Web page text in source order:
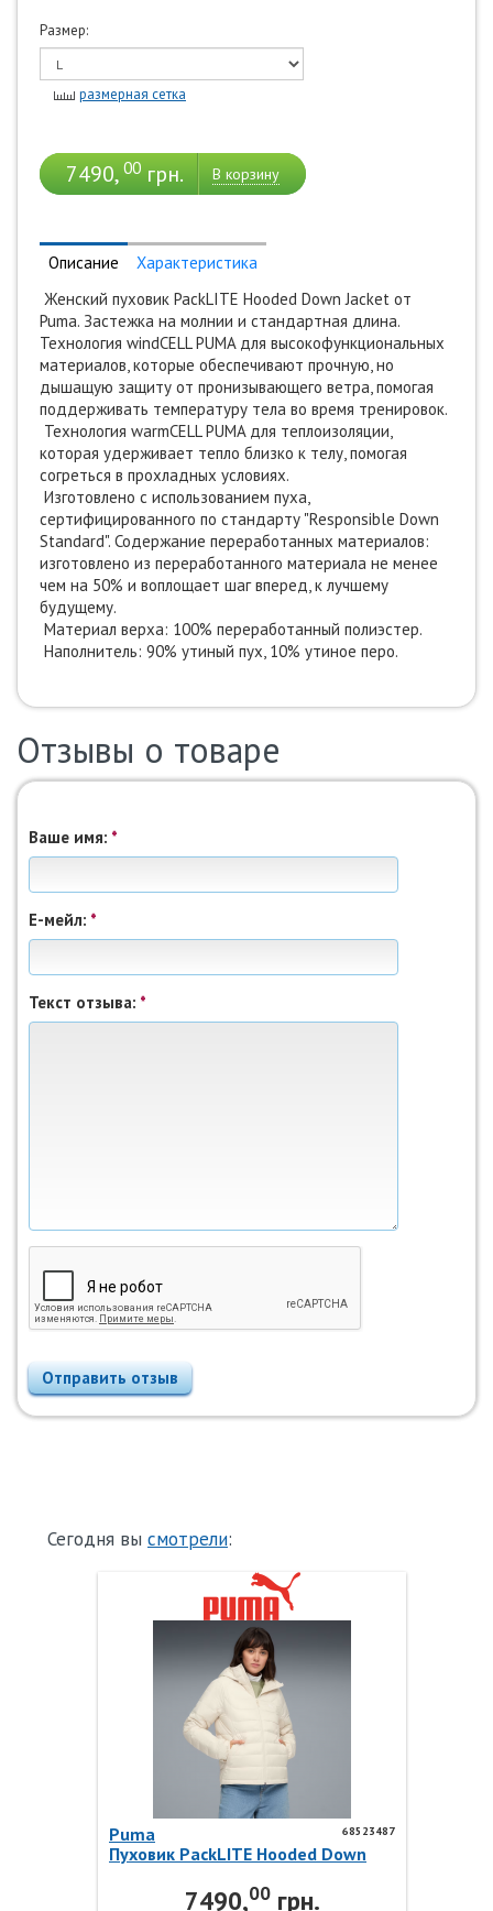
Купить с промокодом
Размер:
размерная сетка
7490, 00 грн. В корзину
Описание
Характеристика
Женский пуховик PackLITE Hooded Down Jacket от
Puma. Застежка на молнии и стандартная длина.
Технология windCELL PUMA для высокофункциональных
материалов, которые обеспечивают прочную, но
дышащую защиту от пронизывающего ветра, помогая
поддерживать температуру тела во время тренировок.
Технология warmCELL PUMA для теплоизоляции,
которая удерживает тепло близко к телу, помогая
согреться в прохладных условиях.
Изготовлено с использованием пуха,
сертифицированного по стандарту "Responsible Down
Standard". Содержание переработанных материалов:
изготовлено из переработанного материала не менее
чем на 50% и воплощает шаг вперед, к лучшему
будущему.
Материал верха: 100% переработанный полиэстер.
Наполнитель: 90% утиный пух, 10% утиное перо.
Отзывы о товаре
Ваше имя: *
Е-мейл: *
Текст отзыва: *
Отправить отзыв
Сегодня вы смотрели:
68523487
Puma
Пуховик PackLITE Hooded Down
7490,00грн.